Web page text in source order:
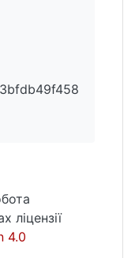
ліцензії
4.0